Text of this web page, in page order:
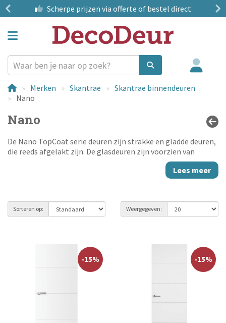
Scherpe prijzen via offerte of bestel direct
Merken Skantrae
Skantrae binnendeuren
Nano
Nano
De Nano TopCoat serie deuren zijn strakke en gladde deuren,
die reeds afgelakt zijn. De glasdeuren zijn voorzien van
gemonteerd glas, waardoor het afhangen eenvoudig is. De
Nano deuren zijn allemaal voorzien van TopCoat, een
extreem krasvaste laklaag. Ook UV-licht heeft geen vat op
deuren. Bestel deze Nano TopCoat deuren bijDecoDeur.nl en
wij zorgen ervoor dat u ze snel in huis heeft.
Lees meer
Sorteren op: Weergegeven:
-15% -15%